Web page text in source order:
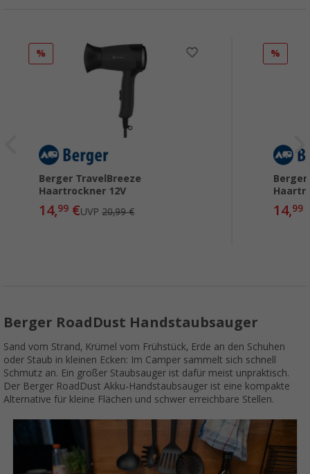
%
Berger TravelBreeze
Haartrockner 12V
14,99 €UVP20,99 €
%
Berger
14,99
Berger RoadDust Handstaubsauger
Sand vom Strand, Krümel vom Frühstück, Erde an den Schuhen
oder Staub in kleinen Ecken: Im Camper sammelt sich schnell
Schmutz an. Ein großer Staubsauger ist dafür meist unpraktisch.
Der Berger RoadDust Akku-Handstaubsauger ist eine kompakte
Alternative für kleine Flächen und schwer erreichbare Stellen.